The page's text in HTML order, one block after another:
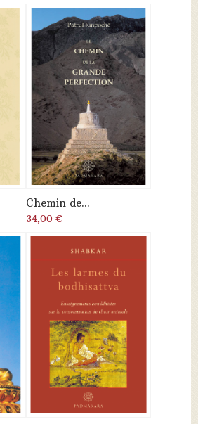
Chemin de...
34,00 €